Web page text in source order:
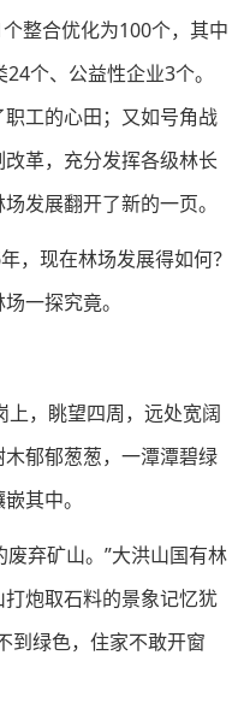
整合优化为100个，其中
个、公益性企业3个。
工的心田；又如号角战
革，充分发挥各级林长
发展翻开了新的一页。
，现在林场发展得如何？
一探究竟。
上，眺望四周，远处宽阔
郁郁葱葱，一潭潭碧绿
其中。
弃矿山。”大洪山国有林
炮取石料的景象记忆犹
到绿色，住家不敢开窗